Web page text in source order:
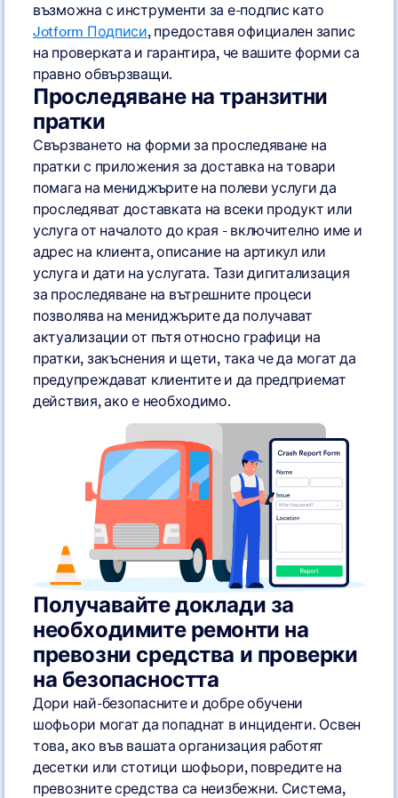
възможна с инструменти за е-подпис като
Jotform Подписи, предоставя официален запис
на проверката и гарантира, че вашите форми са
правно обвързващи.
Проследяване на транзитни
пратки
Свързването на форми за проследяване на
пратки с приложения за доставка на товари
помага на мениджърите на полеви услуги да
проследяват доставката на всеки продукт или
услуга от началото до края - включително име и
адрес на клиента, описание на артикул или
услуга и дати на услугата. Тази дигитализация
за проследяване на вътрешните процеси
позволява на мениджърите да получават
актуализации от пътя относно графици на
пратки, закъснения и щети, така че да могат да
предупреждават клиентите и да предприемат
действия, ако е необходимо.
Получавайте доклади за
необходимите ремонти на
превозни средства и проверки
на безопасността
Дори най-безопасните и добре обучени
шофьори могат да попаднат в инциденти. Освен
това, ако във вашата организация работят
десетки или стотици шофьори, повредите на
превозните средства са неизбежни. Система,